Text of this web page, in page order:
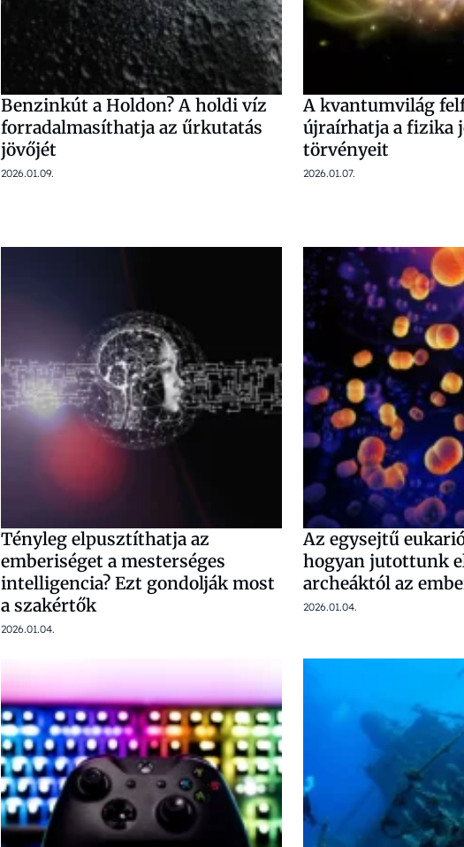
Benzinkút a Holdon? A holdi víz
forradalmasíthatja az űrkutatás
jövőjét
2026.01.09.
A kvantumvilág
újraírhatja a fizika
törvényeit
2026.01.07.
Tényleg elpusztíthatja az
emberiséget a mesterséges
intelligencia? Ezt gondolják most
a szakértők
2026.01.04.
Az egysejtű
hogyan jutottunk
archeáktól az
2026.01.04.